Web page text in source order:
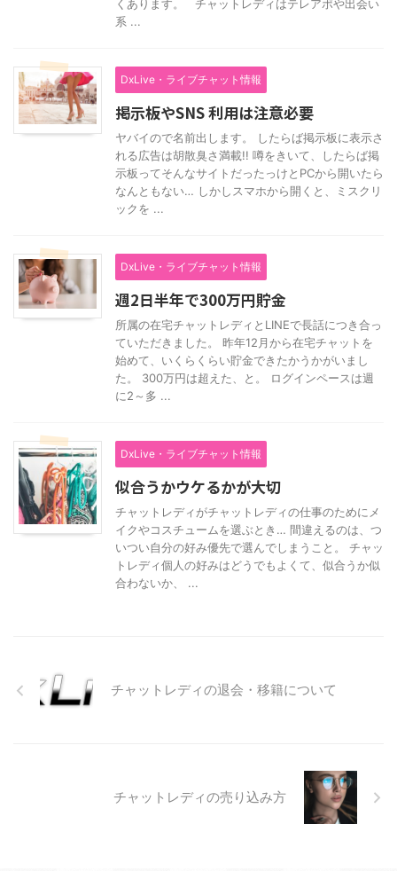
くあります。 チャットレディはテレアポや出会い
系 ...
DxLive・ライブチャット情報
掲示板やSNS 利用は注意必要
ヤバイので名前出します。 したらば掲示板に表示さ
れる広告は胡散臭さ満載!! 噂をきいて、したらば掲
示板ってそんなサイトだったっけとPCから開いたら
なんともない… しかしスマホから開くと、ミスクリ
ックを ...
DxLive・ライブチャット情報
週2日半年で300万円貯金
所属の在宅チャットレディとLINEで長話につき合っ
ていただきました。 昨年12月から在宅チャットを
始めて、いくらくらい貯金できたかうかがいまし
た。 300万円は超えた、と。 ログインペースは週
に2～多 ...
DxLive・ライブチャット情報
似合うかウケるかが大切
チャットレディがチャットレディの仕事のためにメ
イクやコスチュームを選ぶとき… 間違えるのは、つ
いつい自分の好み優先で選んでしまうこと。 チャッ
トレディ個人の好みはどうでもよくて、似合うか似
合わないか、 ...
チャットレディの退会・移籍について
チャットレディの売り込み方